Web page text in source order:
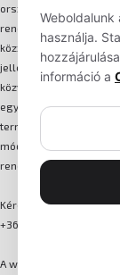
Weboldalunk
használja.
információ a
országos lefedettségű
rendszer, valamint
közzétett képek,
jellegűek, nem
közvetlen online
egyeztetés alapján,
termékek,
módosítására. A
rendelkezésre állás
Kérdés, műszaki
+36 30 201 3514
A weboldalt